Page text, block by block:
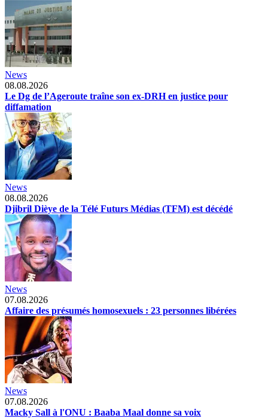
News
08.08.2026
Le Dg de l’Ageroute traîne son ex-DRH en justice pour
diffamation
News
08.08.2026
Djibril Dièye de la Télé Futurs Médias (TFM) est décédé
News
07.08.2026
Affaire des présumés homosexuels : 23 personnes libérées
News
07.08.2026
Macky Sall à l'ONU : Baaba Maal donne sa voix